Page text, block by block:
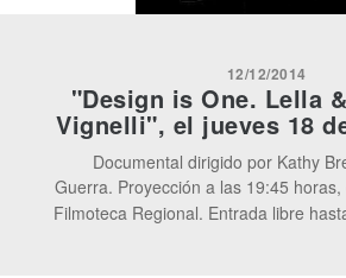
12/12/2014
"Design is One. Lella
Vignelli", el jueves 18
Documental dirigido por Kathy
Guerra. Proyección a las 19:45
Filmoteca Regional. Entrada libre